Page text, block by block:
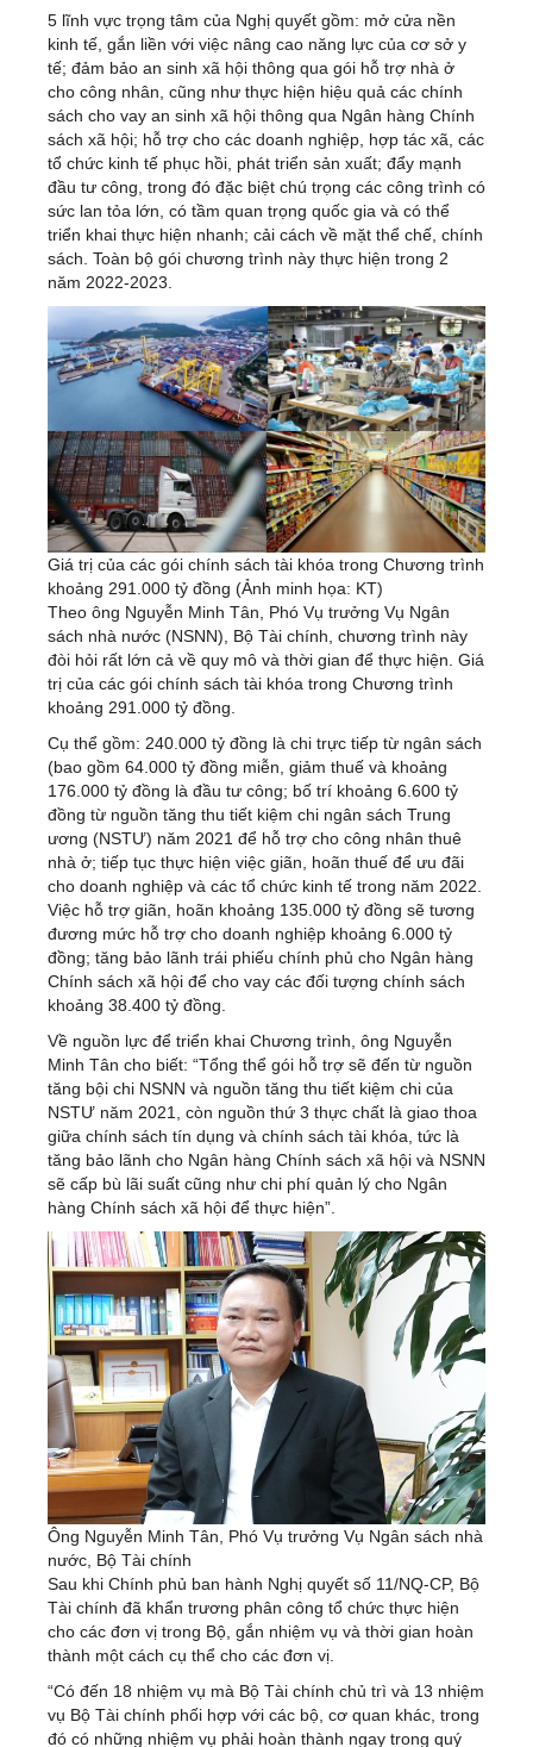
5 lĩnh vực trọng tâm của Nghị quyết gồm: mở cửa nền
kinh tế, gắn liền với việc nâng cao năng lực của cơ sở y
tế; đảm bảo an sinh xã hội thông qua gói hỗ trợ nhà ở
cho công nhân, cũng như thực hiện hiệu quả các chính
sách cho vay an sinh xã hội thông qua Ngân hàng Chính
sách xã hội; hỗ trợ cho các doanh nghiệp, hợp tác xã, các
tổ chức kinh tế phục hồi, phát triển sản xuất; đẩy mạnh
đầu tư công, trong đó đặc biệt chú trọng các công trình có
sức lan tỏa lớn, có tầm quan trọng quốc gia và có thể
triển khai thực hiện nhanh; cải cách về mặt thể chế, chính
sách. Toàn bộ gói chương trình này thực hiện trong 2
năm 2022-2023.
Giá trị của các gói chính sách tài khóa trong Chương trình
khoảng 291.000 tỷ đồng (Ảnh minh họa: KT)
Theo ông Nguyễn Minh Tân, Phó Vụ trưởng Vụ Ngân
sách nhà nước (NSNN), Bộ Tài chính, chương trình này
đòi hỏi rất lớn cả về quy mô và thời gian để thực hiện. Giá
trị của các gói chính sách tài khóa trong Chương trình
khoảng 291.000 tỷ đồng.
Cụ thể gồm: 240.000 tỷ đồng là chi trực tiếp từ ngân sách
(bao gồm 64.000 tỷ đồng miễn, giảm thuế và khoảng
176.000 tỷ đồng là đầu tư công; bố trí khoảng 6.600 tỷ
đồng từ nguồn tăng thu tiết kiệm chi ngân sách Trung
ương (NSTƯ) năm 2021 để hỗ trợ cho công nhân thuê
nhà ở; tiếp tục thực hiện việc giãn, hoãn thuế để ưu đãi
cho doanh nghiệp và các tổ chức kinh tế trong năm 2022.
Việc hỗ trợ giãn, hoãn khoảng 135.000 tỷ đồng sẽ tương
đương mức hỗ trợ cho doanh nghiệp khoảng 6.000 tỷ
đồng; tăng bảo lãnh trái phiếu chính phủ cho Ngân hàng
Chính sách xã hội để cho vay các đối tượng chính sách
khoảng 38.400 tỷ đồng.
Về nguồn lực để triển khai Chương trình, ông Nguyễn
Minh Tân cho biết: “Tổng thể gói hỗ trợ sẽ đến từ nguồn
tăng bội chi NSNN và nguồn tăng thu tiết kiệm chi của
NSTƯ năm 2021, còn nguồn thứ 3 thực chất là giao thoa
giữa chính sách tín dụng và chính sách tài khóa, tức là
tăng bảo lãnh cho Ngân hàng Chính sách xã hội và NSNN
sẽ cấp bù lãi suất cũng như chi phí quản lý cho Ngân
hàng Chính sách xã hội để thực hiện”.
Ông Nguyễn Minh Tân, Phó Vụ trưởng Vụ Ngân sách nhà
nước, Bộ Tài chính
Sau khi Chính phủ ban hành Nghị quyết số 11/NQ-CP, Bộ
Tài chính đã khẩn trương phân công tổ chức thực hiện
cho các đơn vị trong Bộ, gắn nhiệm vụ và thời gian hoàn
thành một cách cụ thể cho các đơn vị.
“Có đến 18 nhiệm vụ mà Bộ Tài chính chủ trì và 13 nhiệm
vụ Bộ Tài chính phối hợp với các bộ, cơ quan khác, trong
đó có những nhiệm vụ phải hoàn thành ngay trong quý